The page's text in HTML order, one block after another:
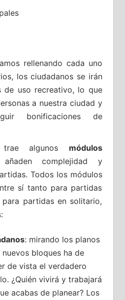
rellenando cada uno
los ciudadanos se irán
de uso recreativo, lo que
a nuestra ciudad y
bonificaciones de
algunos módulos
complejidad y
Todos los módulos
sí tanto para partidas
partidas en solitario,
: mirando los planos
bloques ha de
de vista el verdadero
¿Quién vivirá y trabajará
acabas de planear? Los